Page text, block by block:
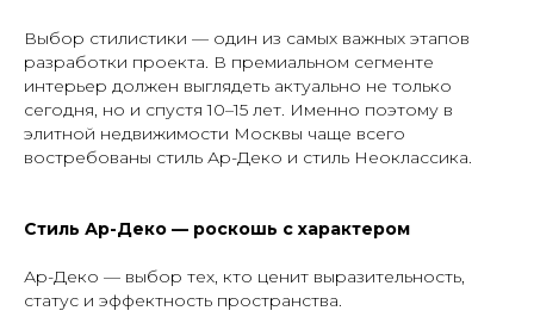
Выбор стилистики — один из самых важных этапов
разработки проекта. В премиальном сегменте
интерьер должен выглядеть актуально не только
сегодня, но и спустя 10–15 лет. Именно поэтому в
элитной недвижимости Москвы чаще всего
востребованы стиль Ар-Деко и стиль Неоклассика.
Стиль Ар-Деко — роскошь с характером
Ар-Деко — выбор тех, кто ценит выразительность,
статус и эффектность пространства.